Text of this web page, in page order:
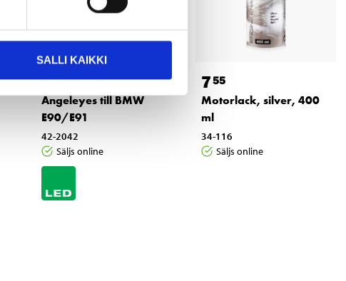
SALLI KAIKKI
3695
Angeleyes till BMW
E90/E91
42-2042
Säljs online
755
Motorlack, silver, 400
ml
34-116
Säljs online